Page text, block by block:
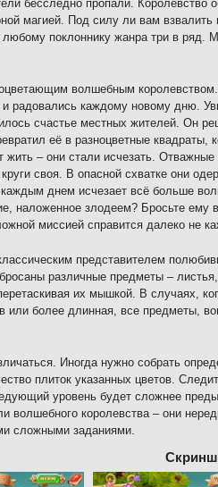
бесследно пропали.
магией. Под силу ли вам
любому поклоннику жанра три в
волшебным
радовались каждому новому дню.
счастье местных жителей. Он
её в разноцветные
жить – они стали исчезать.
своя. В опасной схватке они
днем исчезает всё больше
наложенное злодеем? Бросьте ему
миссией справится далеко не
представителем
различные предметы –
их мышкой. В случаях,
или более длинная, все предметы,
Иногда нужно собрать
плиток указанных цветов.
уровень будет сложнее
волшебного королевства – они
сложными заданиями.